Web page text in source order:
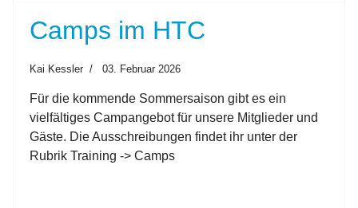
Camps im HTC
Kai Kessler 03. Februar 2026
Für die kommende Sommersaison gibt es ein
vielfältiges Campangebot für unsere Mitglieder und
Gäste. Die Ausschreibungen findet ihr unter der
Rubrik Training -> Camps